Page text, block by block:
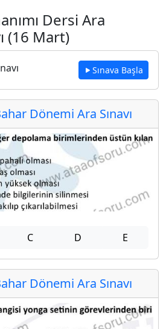
Dersi Ara
(16 Mart)
Sınava Başla
Dönemi Ara Sınavı
C D E
Dönemi Ara Sınavı